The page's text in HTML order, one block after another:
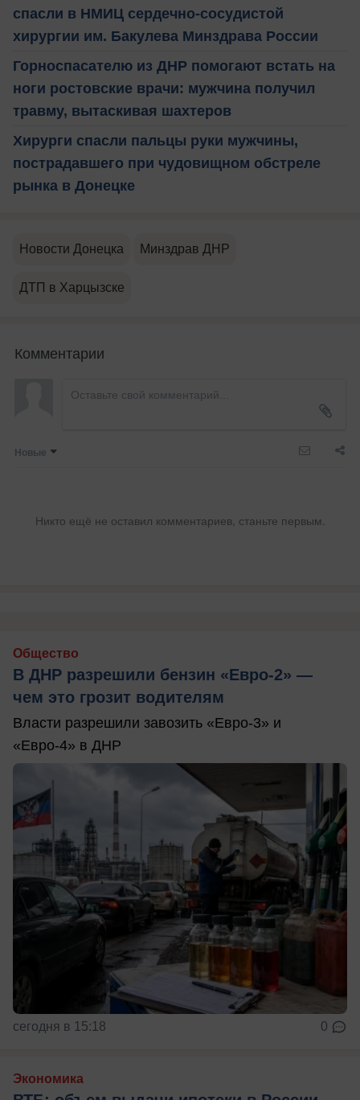
спасли в НМИЦ сердечно-сосудистой
хирургии им. Бакулева Минздрава России
Горноспасателю из ДНР помогают встать на
ноги ростовские врачи: мужчина получил
травму, вытаскивая шахтеров
Хирурги спасли пальцы руки мужчины,
пострадавшего при чудовищном обстреле
рынка в Донецке
Новости Донецка Минздрав ДНР
ДТП в Харцызске
Комментарии
Новые
Никто ещё не оставил комментариев, станьте первым.
Общество
В ДНР разрешили бензин «Евро-2» —
чем это грозит водителям
Власти разрешили завозить «Евро-3» и
«Евро-4» в ДНР
сегодня в 15:18 0
Экономика